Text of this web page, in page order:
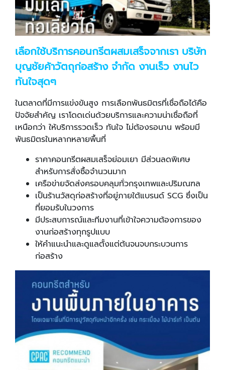
เลือกใช้บริการคอนกรีตผสมเสร็จจากเรา บริษัท
บุญชัยค้าวัตถุก่อสร้าง จำกัด งานเร็ว งานไว
ทันใจสุดๆ
ในตลาดที่มีการแข่งขันสูง การเลือกพันธมิตรที่เชื่อถือได้คือ
ปัจจัยสำคัญ เราโดดเด่นด้วยบริการและความน่าเชื่อถือที่
เหนือกว่า ให้บริการรวดเร็ว ทันใจ ไม่ต้องรอนาน พร้อมมี
พันธมิตรในหลากหลายพื้นที่
ราคาคอนกรีตผสมเสร็จย่อมเยา มีส่วนลดพิเศษ
สำหรับการสั่งซื้อจำนวนมาก
เครือข่ายจัดส่งครอบคลุมทั่วกรุงเทพและปริมณฑล
เป็นร้านวัสดุก่อสร้างที่อยู่ภายใต้แบรนด์ SCG ซึ่งเป็น
ที่ยอมรับในวงการ
มีประสบการณ์และทีมงานที่เข้าใจความต้องการของ
งานก่อสร้างทุกรูปแบบ
ให้คำแนะนำและดูแลตั้งแต่ต้นจนจบกระบวนการ
ก่อสร้าง